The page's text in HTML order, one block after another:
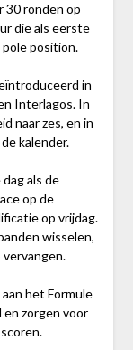
30 ronden op
die als eerste
position.
in
Interlagos. In
naar zes, en in
kalender.
als de
op de
op vrijdag.
wisselen,
vervangen.
het Formule
en zorgen voor